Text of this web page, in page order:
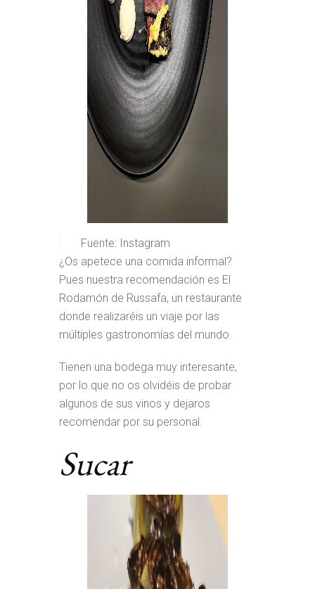
Fuente: Instagram
¿Os apetece una comida informal?
Pues nuestra recomendación es El
Rodamón de Russafa, un restaurante
donde realizaréis un viaje por las
múltiples gastronomías del mundo.
Tienen una bodega muy interesante,
por lo que no os olvidéis de probar
algunos de sus vinos y dejaros
recomendar por su personal.
Sucar